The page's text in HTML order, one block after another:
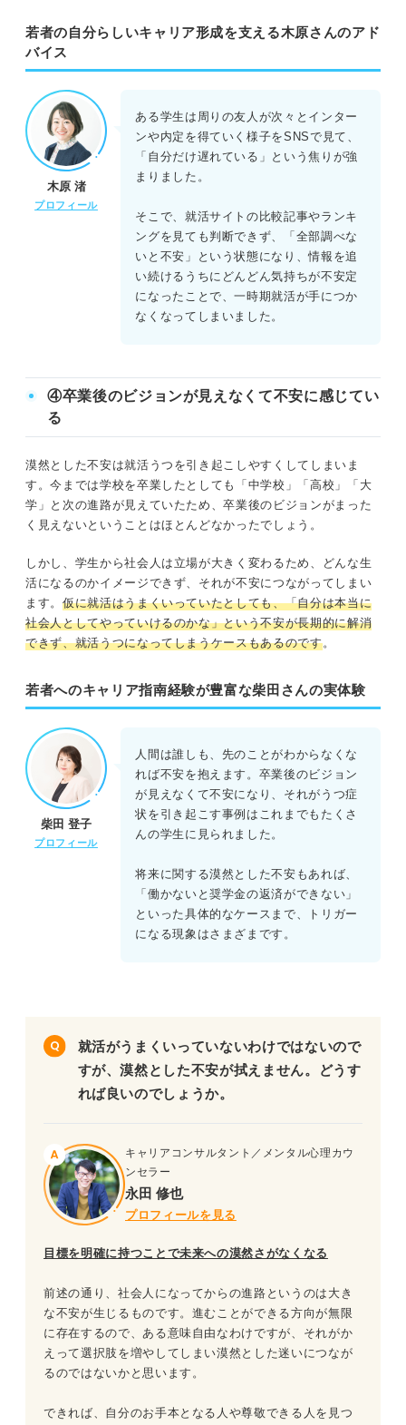
若者の自分らしいキャリア形成を支える木原さんのアド
バイス
木原 渚
プロフィール
ある学生は周りの友人が次々とインター
ンや内定を得ていく様子をSNSで見て、
「自分だけ遅れている」という焦りが強
まりました。
そこで、就活サイトの比較記事やランキ
ングを見ても判断できず、「全部調べな
いと不安」という状態になり、情報を追
い続けるうちにどんどん気持ちが不安定
になったことで、一時期就活が手につか
なくなってしまいました。
④卒業後のビジョンが見えなくて不安に感じてい
る
漠然とした不安は就活うつを引き起こしやすくしてしまいま
す。今までは学校を卒業したとしても「中学校」「高校」「大
学」と次の進路が見えていたため、卒業後のビジョンがまった
く見えないということはほとんどなかったでしょう。
しかし、学生から社会人は立場が大きく変わるため、どんな生
活になるのかイメージできず、それが不安につながってしまい
ます。 仮に就活はうまくいっていたとしても、「自分は本当に
社会人としてやっていけるのかな」という不安が長期的に解消
できず、就活うつになってしまうケースもあるのです。
若者へのキャリア指南経験が豊富な柴田さんの実体験
柴田 登子
プロフィール
人間は誰しも、先のことがわからなくな
れば不安を抱えます。卒業後のビジョン
が見えなくて不安になり、それがうつ症
状を引き起こす事例はこれまでもたくさ
んの学生に見られました。
将来に関する漠然とした不安もあれば、
「働かないと奨学金の返済ができない」
といった具体的なケースまで、トリガー
になる現象はさまざまです。
就活がうまくいっていないわけではないので
すが、漠然とした不安が拭えません。どうす
れば良いのでしょうか。
キャリアコンサルタント／メンタル心理カウ
ンセラー
永田 修也
プロフィールを見る
目標を明確に持つことで未来への漠然さがなくなる
前述の通り、社会人になってからの進路というのは大き
な不安が生じるものです。進むことができる方向が無限
に存在するので、ある意味自由なわけですが、それがか
えって選択肢を増やしてしまい漠然とした迷いにつなが
るのではないかと思います。
できれば、自分のお手本となる人や尊敬できる人を見つ